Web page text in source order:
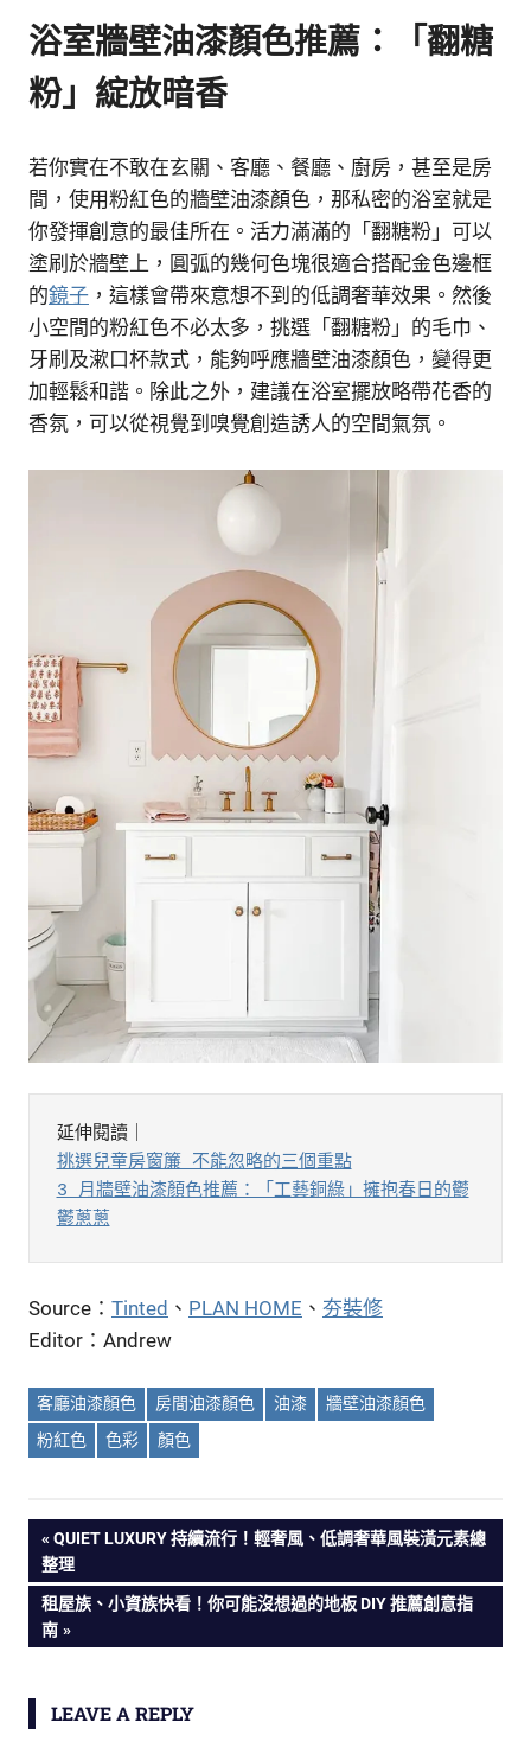
浴室牆壁油漆顏色推薦：「翻糖
粉」綻放暗香
若你實在不敢在玄關、客廳、餐廳、廚房，甚至是房
間，使用粉紅色的牆壁油漆顏色，那私密的浴室就是
你發揮創意的最佳所在。活力滿滿的「翻糖粉」可以
塗刷於牆壁上，圓弧的幾何色塊很適合搭配金色邊框
的鏡子 ，這樣會帶來意想不到的低調奢華效果。然後
小空間的粉紅色不必太多，挑選「翻糖粉」的毛巾、
牙刷及漱口杯款式，能夠呼應牆壁油漆顏色，變得更
加輕鬆和諧。除此之外，建議在浴室擺放略帶花香的
香氛，可以從視覺到嗅覺創造誘人的空間氣氛。
挑選兒童房窗簾 不能忽略的三個重點
3 月牆壁油漆顏色推薦：「工藝銅綠」擁抱春日的鬱
鬱蔥蔥
Source： Tinted 、 PLAN HOME 、 夯裝修
Editor：Andrew
客廳油漆顏色 房間油漆顏色 油漆
牆壁油漆顏色
粉紅色
色彩 顏色
文
章
覽
PREVIOUS
POST:
QUIET LUXURY 持續流行！輕奢風、低調奢華風裝潢元素總
整理
NEXT
POST:
租屋族、小資族快看！你可能沒想過的地板 DIY 推薦創意指
南
LEAVE A REPLY